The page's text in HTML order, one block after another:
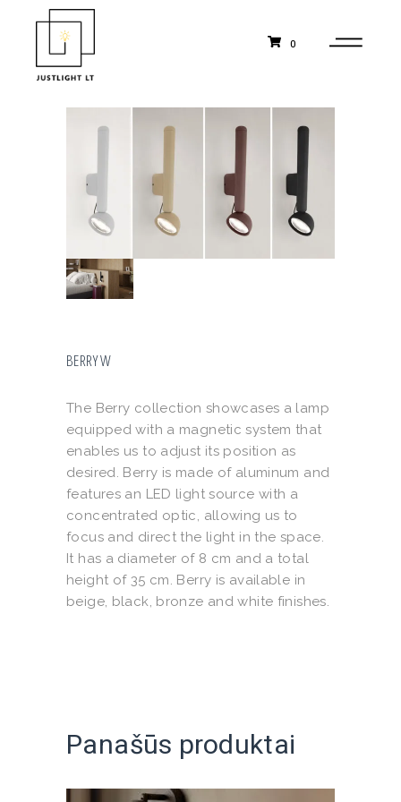
0
BERRY W
The Berry collection showcases a lamp
equipped with a magnetic system that
enables us to adjust its position as
desired. Berry is made of aluminum and
features an LED light source with a
concentrated optic, allowing us to
focus and direct the light in the space.
It has a diameter of 8 cm and a total
height of 35 cm. Berry is available in
beige, black, bronze and white finishes.
Panašūs produktai